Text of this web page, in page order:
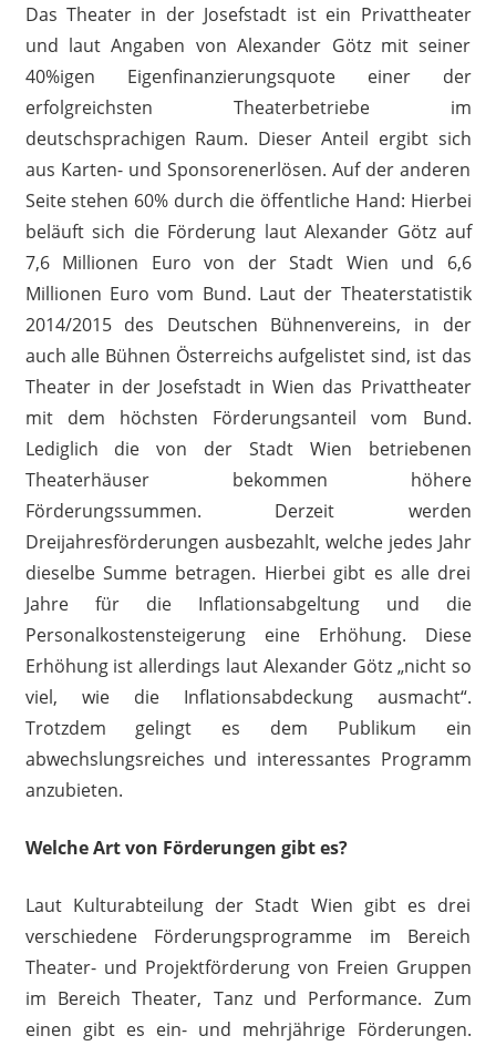
Das Theater in der Josefstadt ist ein Privattheater
und laut Angaben von Alexander Götz mit seiner
40%igen Eigenfinanzierungsquote einer der
erfolgreichsten Theaterbetriebe im
deutschsprachigen Raum. Dieser Anteil ergibt sich
aus Karten- und Sponsorenerlösen. Auf der anderen
Seite stehen 60% durch die öffentliche Hand: Hierbei
beläuft sich die Förderung laut Alexander Götz auf
7,6 Millionen Euro von der Stadt Wien und 6,6
Millionen Euro vom Bund. Laut der Theaterstatistik
2014/2015 des Deutschen Bühnenvereins, in der
auch alle Bühnen Österreichs aufgelistet sind, ist das
Theater in der Josefstadt in Wien das Privattheater
mit dem höchsten Förderungsanteil vom Bund.
Lediglich die von der Stadt Wien betriebenen
Theaterhäuser bekommen höhere
Förderungssummen. Derzeit werden
Dreijahresförderungen ausbezahlt, welche jedes Jahr
dieselbe Summe betragen. Hierbei gibt es alle drei
Jahre für die Inflationsabgeltung und die
Personalkostensteigerung eine Erhöhung. Diese
Erhöhung ist allerdings laut Alexander Götz „nicht so
viel, wie die Inflationsabdeckung ausmacht“.
Trotzdem gelingt es dem Publikum ein
abwechslungsreiches und interessantes Programm
anzubieten.
Welche Art von Förderungen gibt es?
Laut Kulturabteilung der Stadt Wien gibt es drei
verschiedene Förderungsprogramme im Bereich
Theater- und Projektförderung von Freien Gruppen
im Bereich Theater, Tanz und Performance. Zum
einen gibt es ein- und mehrjährige Förderungen.